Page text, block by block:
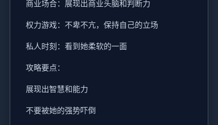
商业场合：展现出商业头脑和判断力
权力游戏：不卑不亢，保持自己的立场
私人时刻：看到她柔软的一面
攻略要点：
展现出智慧和能力
不要被她的强势吓倒